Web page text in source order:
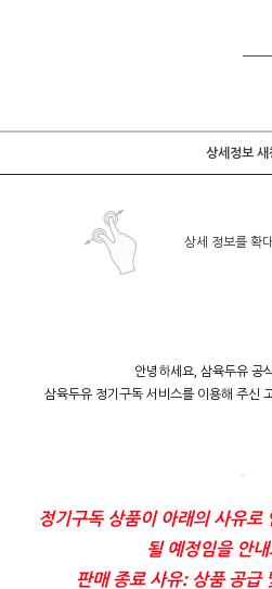
상세정보 새
상세 정보를 확
안녕하세요, 삼육두유 공
삼육두유 정기구독 서비스를 이용해 주신
정기구독 상품이 아래의 사유로
될 예정임을 안
판매 종료 사유: 상품 공급